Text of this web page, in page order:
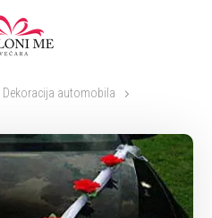
Dekoracija automobila